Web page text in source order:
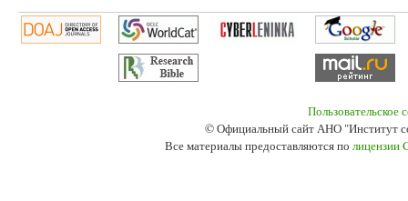
Пользовательское
© Официальный сайт АНО "Институт
Все материалы предоставляются по лицензии